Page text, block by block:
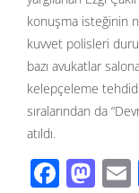
konuşma isteğinin
kuvvet polisleri
bazı avukatlar
kelepçeleme
sıralarından da
atıldı.
F M